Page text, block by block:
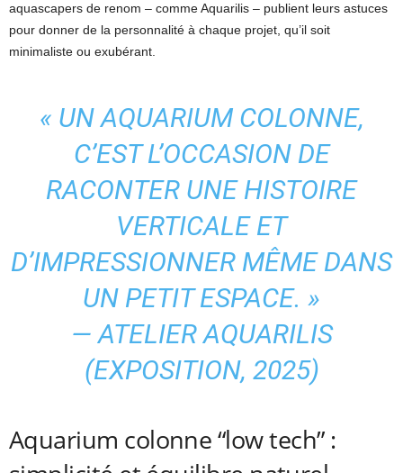
aquascapers de renom – comme Aquarilis – publient leurs astuces
pour donner de la personnalité à chaque projet, qu’il soit
minimaliste ou exubérant.
« UN AQUARIUM COLONNE,
C’EST L’OCCASION DE
RACONTER UNE HISTOIRE
VERTICALE ET
D’IMPRESSIONNER MÊME DANS
UN PETIT ESPACE. »
— ATELIER AQUARILIS
(EXPOSITION, 2025)
Aquarium colonne “low tech” :